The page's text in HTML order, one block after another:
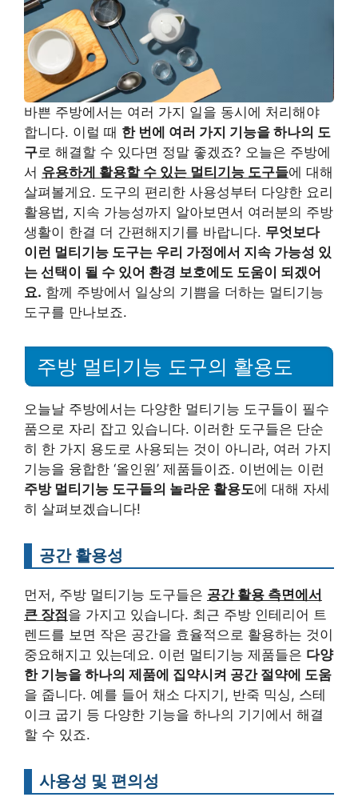
바쁜 주방에서는 여러 가지 일을 동시에 처리해야
합니다. 이럴 때 한 번에 여러 가지 기능을 하나의 도
구로 해결할 수 있다면 정말 좋겠죠? 오늘은 주방에
서 유용하게 활용할 수 있는 멀티기능 도구들에 대해
살펴볼게요. 도구의 편리한 사용성부터 다양한 요리
활용법, 지속 가능성까지 알아보면서 여러분의 주방
생활이 한결 더 간편해지기를 바랍니다. 무엇보다
이런 멀티기능 도구는 우리 가정에서 지속 가능성 있
는 선택이 될 수 있어 환경 보호에도 도움이 되겠어
요. 함께 주방에서 일상의 기쁨을 더하는 멀티기능
도구를 만나보죠.
주방 멀티기능 도구의 활용도
오늘날 주방에서는 다양한 멀티기능 도구들이 필수
품으로 자리 잡고 있습니다. 이러한 도구들은 단순
히 한 가지 용도로 사용되는 것이 아니라, 여러 가지
기능을 융합한 ‘올인원’ 제품들이죠. 이번에는 이런
주방 멀티기능 도구들의 놀라운 활용도에 대해 자세
히 살펴보겠습니다!
공간 활용성
먼저, 주방 멀티기능 도구들은 공간 활용 측면에서
큰 장점을 가지고 있습니다. 최근 주방 인테리어 트
렌드를 보면 작은 공간을 효율적으로 활용하는 것이
중요해지고 있는데요. 이런 멀티기능 제품들은 다양
한 기능을 하나의 제품에 집약시켜 공간 절약에 도움
을 줍니다. 예를 들어 채소 다지기, 반죽 믹싱, 스테
이크 굽기 등 다양한 기능을 하나의 기기에서 해결
할 수 있죠.
사용성 및 편의성